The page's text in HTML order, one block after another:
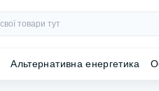
Альтернативна енергетика